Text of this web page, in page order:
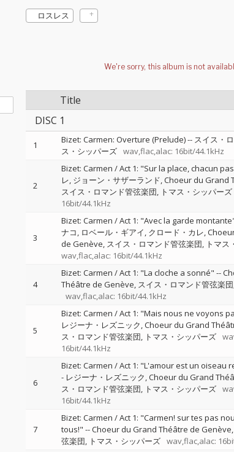
ロスレス
Title
DISC 1
1 Bizet: Carmen: Overture (Prelude)-- スイス・
ス・シッパーズ wav,flac,alac: 16bit/44.1kHz
2
Bizet: Carmen / Act 1: "Sur la place, chacun
レ ジョーン・サザーランド Choeur du Grand
スイス・ロマンド管弦楽団
トマス・シッパーズ
16bit/44.1kHz
3
Bizet: Carmen / Act 1: "Avec la garde
ナコ ロベール・ギアイ クロード・カレ
de Genève スイス・ロマンド管弦楽団
トマス
wav,flac,alac: 16bit/44.1kHz
4
Bizet: Carmen / Act 1: "La cloche a sonné" --
Théâtre de Genève スイス・ロマンド管弦楽団
wav,flac,alac: 16bit/44.1kHz
5
Bizet: Carmen / Act 1: "Mais nous ne voyons
レジーナ・レズニック Choeur du Grand
ス・ロマンド管弦楽団
トマス・シッパーズ
16bit/44.1kHz
6
Bizet: Carmen / Act 1: "L'amour est un oiseau
- レジーナ・レズニック Choeur du Grand
ス・ロマンド管弦楽団
トマス・シッパーズ
16bit/44.1kHz
7
Bizet: Carmen / Act 1: "Carmen! sur tes pas
tous!" --Choeur du Grand Théâtre de Genève
弦楽団
トマス・シッパーズ wav,flac,alac: